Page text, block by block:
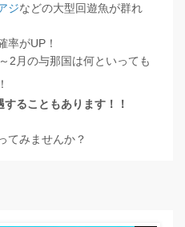
ジなどの大型回遊魚が群れ
率がUP！
2月の与那国は何といっても
ることもあります！！
てみませんか？